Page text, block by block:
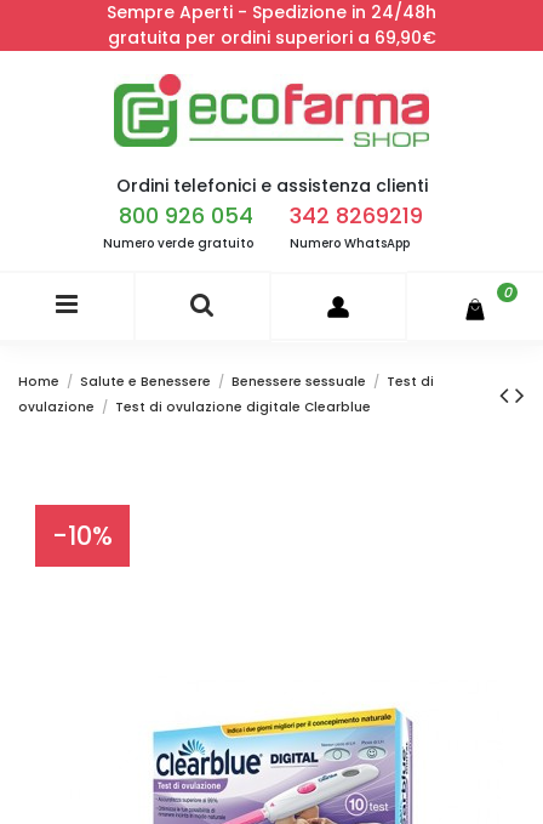
Sempre Aperti - Spedizione in 24/48h
gratuita per ordini superiori a 69,90€
Ordini telefonici e assistenza clienti
800 926 054
Numero verde gratuito
342 8269219
Numero WhatsApp
0
Home Salute e Benessere Benessere sessuale
Test di
ovulazione
Test di ovulazione digitale Clearblue
-10%